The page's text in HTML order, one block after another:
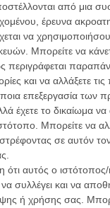
από μια
έρευνα
να
Μπορείτε να
περιγράφεται
και να αλλάξετε
επεξεργασία των
έχετε το δικαίωμα
Μπορείτε να
σε αυτόν
αυτός ο
συλλέγει και να
ή χρήσης σας.
και προβλέψεις
της
των ξωτικών!
δείτε το